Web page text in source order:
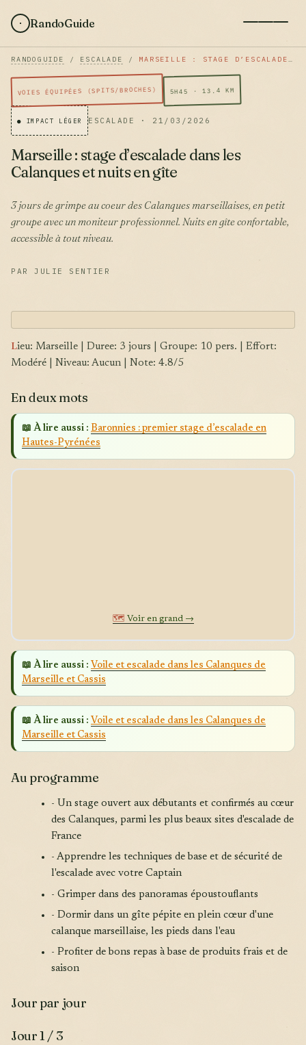
RandoGuide
RANDOGUIDE / ESCALADE / MARSEILLE : STAGE D’ESCALADE DANS LES CALANQUES ET NUITS EN GÎTE
VOIES ÉQUIPÉES (SPITS/BROCHES) 5H45 · 13.4 KM
● IMPACT LÉGER ESCALADE · 21/03/2026
Marseille : stage d’escalade dans les
Calanques et nuits en gîte
3 jours de grimpe au coeur des Calanques marseillaises, en petit
groupe avec un moniteur professionnel. Nuits en gîte confortable,
accessible à tout niveau.
PAR JULIE SENTIER
Lieu: Marseille | Duree: 3 jours | Groupe: 10 pers. | Effort:
Modéré | Niveau: Aucun | Note: 4.8/5
En deux mots
📖 À lire aussi : Baronnies : premier stage d’escalade en
Hautes-Pyrénées
🗺️ Voir en grand →
📖 À lire aussi : Voile et escalade dans les Calanques de
Marseille et Cassis
📖 À lire aussi : Voile et escalade dans les Calanques de
Marseille et Cassis
Au programme
- Un stage ouvert aux débutants et confirmés au cœur
des Calanques, parmi les plus beaux sites d'escalade de
France
- Apprendre les techniques de base et de sécurité de
l'escalade avec votre Captain
- Grimper dans des panoramas époustouflants
- Dormir dans un gîte pépite en plein cœur d'une
calanque marseillaise, les pieds dans l'eau
- Profiter de bons repas à base de produits frais et de
saison
Jour par jour
Jour 1 / 3